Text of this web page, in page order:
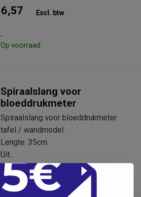
6,57 Excl. btw
.
Op voorraad
Spiraalslang voor
bloeddrukmeter
Spiraalslang voor bloeddrukmeter
tafel / wandmodel.
Lengte: 35cm
Uit...
9,95